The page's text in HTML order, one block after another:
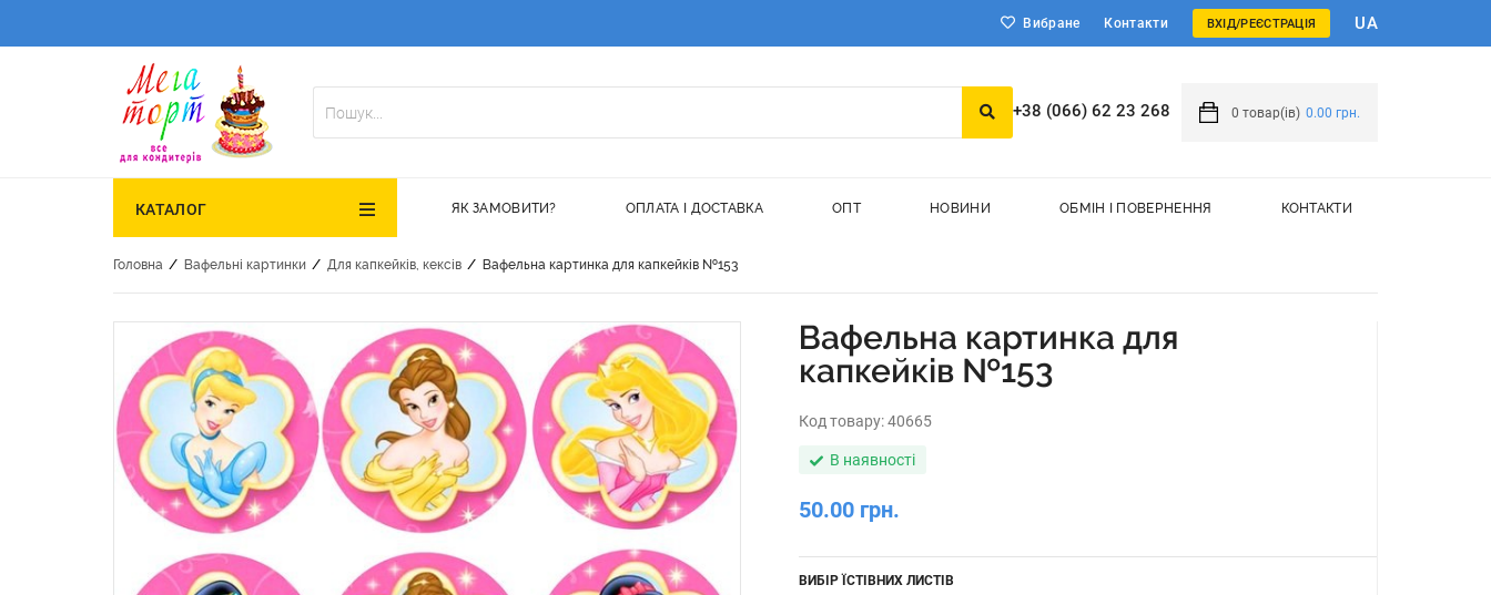
Вибране Контакти ВХІД/РЕЄСТРАЦІЯ UA
+38 (066) 62 23 268 0 товар(ів) 0.00 грн.
КАТАЛОГ ЯК ЗАМОВИТИ? ОПЛАТА І ДОСТАВКА ОПТ НОВИНИ ОБМІН І ПОВЕРНЕННЯ КОНТАКТИ
Головна / Вафельні картинки / Для капкейків, кексів / Вафельна картинка для капкейків №153
Вафельна картинка для
капкейків №153
Код товару:40665
В наявності
50.00 грн.
ВИБІР ЇСТІВНИХ ЛИСТІВ